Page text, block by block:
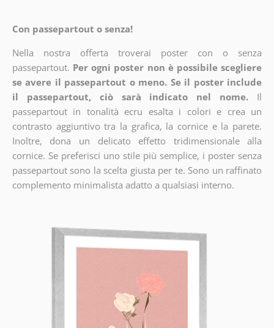
Con passepartout o senza!
Nella nostra offerta troverai poster con o senza
passepartout. Per ogni poster non è possibile scegliere
se avere il passepartout o meno. Se il poster include
il passepartout, ciò sarà indicato nel nome.
Il
passepartout in tonalità ecru esalta i colori e crea un
contrasto aggiuntivo tra la grafica, la cornice e la parete.
Inoltre, dona un delicato effetto tridimensionale alla
cornice. Se preferisci uno stile più semplice, i poster senza
passepartout sono la scelta giusta per te. Sono un raffinato
complemento minimalista adatto a qualsiasi interno.